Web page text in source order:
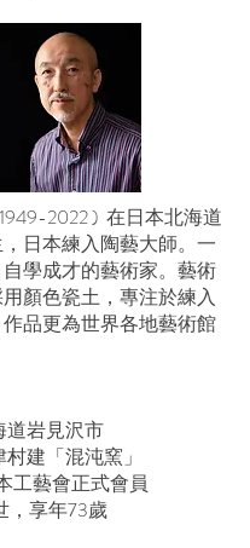
1949-2022) 在日本北海道
日本練入陶藝大師。一
學成才的藝術家。藝術
顏色瓷土，專注於練入
品更為世界各地藝術館
道岩見沢市
建「混沌窯」
工藝會正式會員
，享年73歲